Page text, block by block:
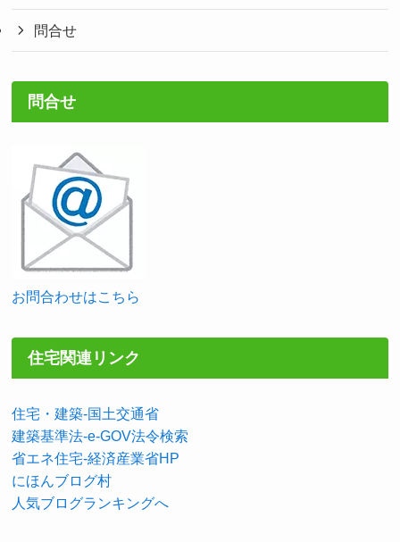
問合せ
問合せ
お問合わせはこちら
住宅関連リンク
住宅・建築-国土交通省
建築基準法-e-GOV法令検索
省エネ住宅-経済産業省HP
にほんブログ村
人気ブログランキングへ